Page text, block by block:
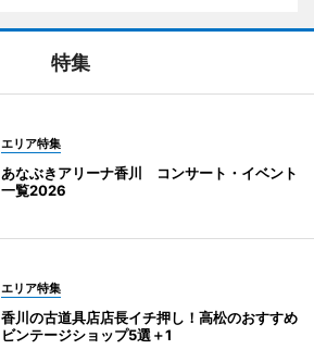
特集
エリア特集
あなぶきアリーナ香川 コンサート・イベント
一覧2026
エリア特集
香川の古道具店店長イチ押し！高松のおすすめ
ビンテージショップ5選＋1